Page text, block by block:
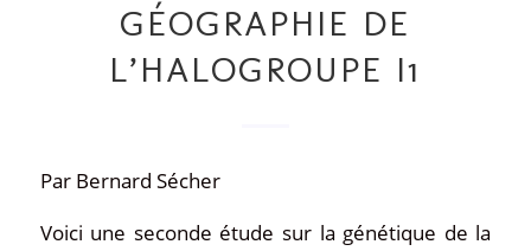
GÉOGRAPHIE DE
L’HALOGROUPE I1
Par Bernard Sécher
Voici une seconde étude sur la génétique de la